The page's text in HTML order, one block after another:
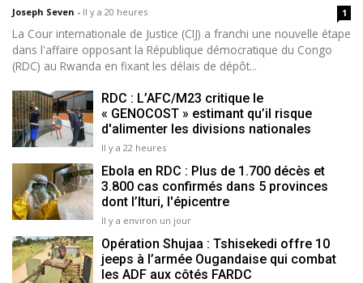
Joseph Seven - Il y a 20 heures 1
La Cour internationale de Justice (CIJ) a franchi une nouvelle étape
dans l'affaire opposant la République démocratique du Congo
(RDC) au Rwanda en fixant les délais de dépôt...
RDC : L’AFC/M23 critique le
« GENOCOST » estimant qu’il risque
d'alimenter les divisions nationales
Il y a 22 heures
Ebola en RDC : Plus de 1.700 décès et
3.800 cas confirmés dans 5 provinces
dont l’Ituri, l'épicentre
Il y a environ un jour
Opération Shujaa : Tshisekedi offre 10
jeeps à l’armée Ougandaise qui combat
les ADF aux côtés FARDC